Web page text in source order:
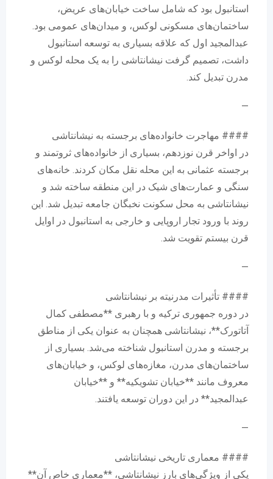
استانبول بود که شامل ساخت خیابان‌های عریض،
ساختمان‌های مسکونی لوکس، و میدان‌های عمومی بود.
عبدالمجید اول که علاقه بسیاری به توسعه استانبول
داشت، تصمیم گرفت نیشانتاشی را به یک محله لوکس و
مدرن تبدیل کند.
—
#### مهاجرت خانواده‌های برجسته به نیشانتاشی
در اواخر قرن نوزدهم، بسیاری از خانواده‌های ثروتمند و
برجسته عثمانی به این محله نقل مکان کردند. خانه‌های
سنگی و عمارت‌های شیک در این منطقه ساخته شد و
نیشانتاشی به محل سکونت نخبگان جامعه تبدیل شد. این
روند با ورود تجار اروپایی و خارجی به استانبول در اوایل
قرن بیستم تقویت شد.
—
#### تأثیرات مدرنیته بر نیشانتاشی
در دوره جمهوری ترکیه و با رهبری **مصطفی کمال
آتاتورک**، نیشانتاشی همچنان به عنوان یکی از مناطق
برجسته و مدرن استانبول شناخته می‌شد. بسیاری از
ساختمان‌های مدرن، مغازه‌های لوکس، و خیابان‌های
معروف مانند **خیابان تشویکیه** و **خیابان
عبدالمجید** در این دوران توسعه یافتند.
—
#### معماری تاریخی نیشانتاشی
یکی از ویژگی‌های بارز نیشانتاشی، **معماری خاص آن**